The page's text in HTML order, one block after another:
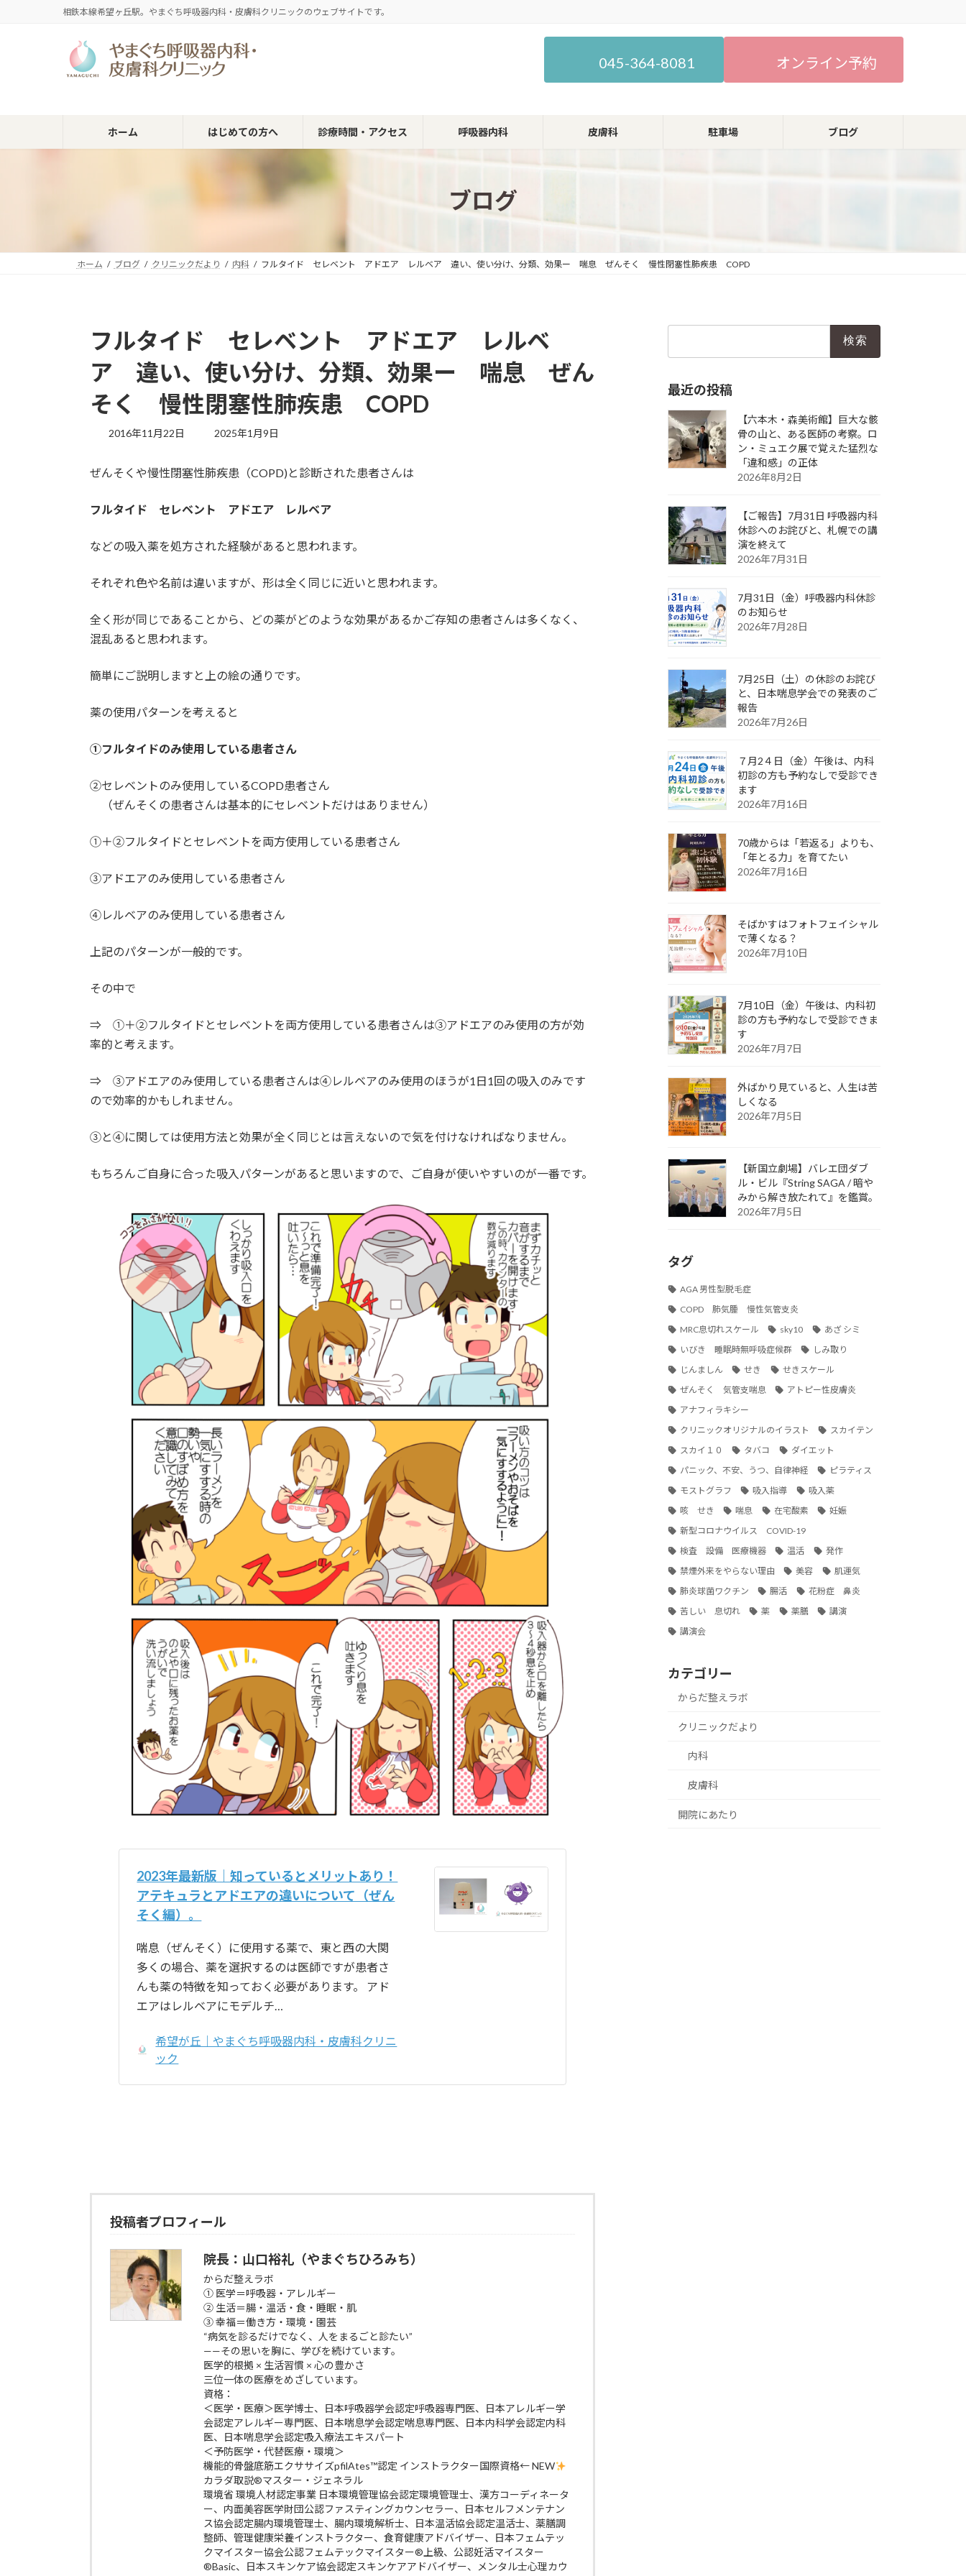
ッ
移
相鉄本線希望ヶ丘駅。やまぐち呼吸器内科・皮膚科クリニックのウェブサイトです。
045-364-8081 オンライン予約
ホーム はじめての方へ 診療時間・アクセス 呼吸器内科 皮膚科 駐車場 ブログ
ブログ
ホーム ブログ クリニックだより 内科 フルタイド セレベント アドエア レルベア 違い、使い分け、分類、効果ー 喘息 ぜんそく 慢性閉塞性肺疾患 COPD
フルタイド セレベント アドエア レルベ
ア 違い、使い分け、分類、効果ー 喘息 ぜん
そく 慢性閉塞性肺疾患 COPD
2016年11月22日
最
新
2025年1月9日
ぜんそくや慢性閉塞性肺疾患（COPD)と診断された患者さんは
フルタイド セレベント アドエア レルベア
などの吸入薬を処方された経験があると思われます。
それぞれ色や名前は違いますが、形は全く同じに近いと思われます。
全く形が同じであることから、どの薬がどのような効果があるかご存知の患者さんは多くなく、
混乱あると思われます。
簡単にご説明しますと上の絵の通りです。
薬の使用パターンを考えると
①フルタイドのみ使用している患者さん
②セレベントのみ使用しているCOPD患者さん
（ぜんそくの患者さんは基本的にセレベントだけはありません）
①＋②フルタイド と セレベントを両方使用している患者さん
③アドエアのみ使用している患者さん
④レルベアのみ使用している患者さん
上記のパターンが一般的です。
その中で
⇒ ①＋②フルタイドとセレベントを両方使用している患者さんは③アドエアのみ使用の方が効
率的と考えます。
⇒ ③アドエアのみ使用している患者さんは④レルベアのみ使用のほうが1日1回の吸入のみです
ので効率的かもしれません。
③と④に関しては使用方法と効果が全く同じとは言えないので気を付けなければなりません。
もちろんご自身に合った吸入パターンがあると思いますので、ご自身が使いやすいのが一番です。
2023年最新版｜知っているとメリットあり！
アテキュラとアドエアの違いについて（ぜん
そく編）。
喘息（ぜんそく）に使用する薬で、東と西の大関
多くの場合、薬を選択するのは医師ですが患者さ
んも薬の特徴を知っておく必要があります。 アド
エアはレルベアにモデルチ…
希望が丘｜やまぐち呼吸器内科・皮膚科クリニ
ック
投稿者プロフィール
院長：山口裕礼（やまぐちひろみち）
からだ整えラボ
① 医学＝呼吸器・アレルギー
② 生活＝腸・温活・食・睡眠・肌
③ 幸福＝働き方・環境・園芸
“病気を診るだけでなく、人をまるごと診たい”
——その思いを胸に、学びを続けています。
医学的根拠 × 生活習慣 × 心の豊かさ
三位一体の医療をめざしています。
資格：
＜医学・医療＞医学博士、日本呼吸器学会認定呼吸器専門医、日本アレルギー学
会認定アレルギー専門医、日本喘息学会認定喘息専門医、日本内科学会認定内科
医、日本喘息学会認定吸入療法エキスパート
＜予防医学・代替医療・環境＞
機能的骨盤底筋エクササイズpfilAtes™認定 インストラクター国際資格← NEW
カラダ取説®マスター・ジェネラル
環境省 環境人材認定事業 日本環境管理協会認定環境管理士、漢方コーディネータ
ー、内面美容医学財団公認ファスティングカウンセラー、日本セルフメンテナン
ス協会認定腸内環境管理士、腸内環境解析士、日本温活協会認定温活士、薬膳調
整師、管理健康栄養インストラクター、食育健康アドバイザー、日本フェムテッ
クマイスター協会公認フェムテックマイスター®上級、公認妊活マイスター
®Basic、日本スキンケア協会認定スキンケアアドバイザー、メンタル士心理カウ
最近の投稿
【六本木・森美術館】巨大な骸
骨の山と、ある医師の考察。ロ
ン・ミュエク展で覚えた猛烈な
「違和感」の正体
2026年8月2日
【ご報告】7月31日 呼吸器内科
休診へのお詫びと、札幌での講
演を終えて
2026年7月31日
7月31日（金）呼吸器内科休診
のお知らせ
2026年7月28日
7月25日（土）の休診のお詫び
と、日本喘息学会での発表のご
報告
2026年7月26日
７月2４日（金）午後は、内科
初診の方も予約なしで受診でき
ます
2026年7月16日
70歳からは「若返る」よりも、
「年とる力」を育てたい
2026年7月16日
そばかすはフォトフェイシャル
で薄くなる？
2026年7月10日
7月10日（金）午後は、内科初
診の方も予約なしで受診できま
す
2026年7月7日
外ばかり見ていると、人生は苦
しくなる
2026年7月5日
【新国立劇場】バレエ団ダブ
ル・ビル『String SAGA / 暗や
みから解き放たれて』を鑑賞。
2026年7月5日
タグ
AGA 男性型脱毛症
COPD 肺気腫 慢性気管支炎
MRC息切れスケール
sky10
あざ シミ
いびき 睡眠時無呼吸症候群
しみ取り
じんましん
せき
せきスケール
ぜんそく 気管支喘息
アトピー性皮膚炎
アナフィラキシー
クリニックオリジナルのイラスト
スカイテン
スカイ１０
タバコ
ダイエット
パニック、不安、うつ、自律神経
ピラティス
モストグラフ
吸入指導
吸入薬
咳 せき
喘息 在宅酸素
妊娠
新型コロナウイルス COVID-19
検査 設備 医療機器
温活
発作
禁煙外来をやらない理由
美容
肌運気
肺炎球菌ワクチン
腸活
花粉症 鼻炎
苦しい 息切れ
薬 薬膳
講演
講演会
カテゴリー
からだ整えラボ
クリニックだより
内科
皮膚科
開院にあたり